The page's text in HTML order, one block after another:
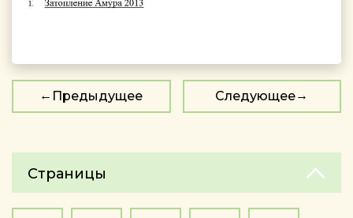
Предыдущее Следующее
Страницы